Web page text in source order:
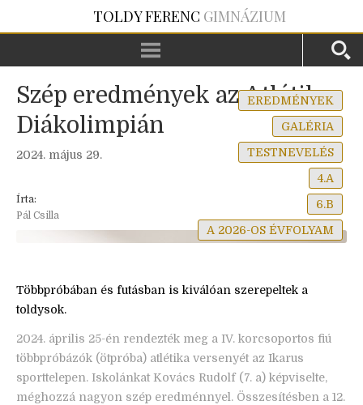
TOLDY FERENC GIMNÁZIUM
Szép eredmények az Atlétika
Diákolimpián
2024. május 29.
Írta:
Pál Csilla
EREDMÉNYEK
GALÉRIA
TESTNEVELÉS
4.A
6.B
A 2026-OS ÉVFOLYAM
Többpróbában és futásban is kiválóan szerepeltek a
toldysok.
2024. április 25-én rendezték meg a IV. korcsoportos fiú
többpróbázók (ötpróba) atlétika versenyét az Ikarus
sporttelepen. Iskolánkat Kovács Rudolf (7. a) képviselte,
méghozzá nagyon szép eredménnyel. Összesítésben a 12.